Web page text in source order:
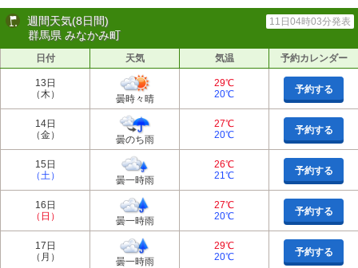
週間天気(8日間)
群馬県 みなかみ町
11日04時03分発表
日付 天気 気温 予約カレンダー
13日
（木）
曇時々晴
29℃
20℃
予約する
14日
（金）
曇のち雨
27℃
20℃
予約する
15日
（土）
曇一時雨
26℃
21℃
予約する
16日
（日）
曇一時雨
27℃
20℃
予約する
17日
（月）
曇一時雨
29℃
20℃
予約する